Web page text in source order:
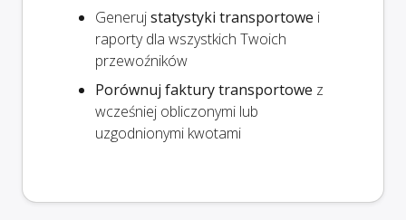
Generujstatystyki transportowe i
raporty dla wszystkich Twoich
przewoźników
Porównuj faktury transportowe z
wcześniej obliczonymi lub
uzgodnionymi kwotami